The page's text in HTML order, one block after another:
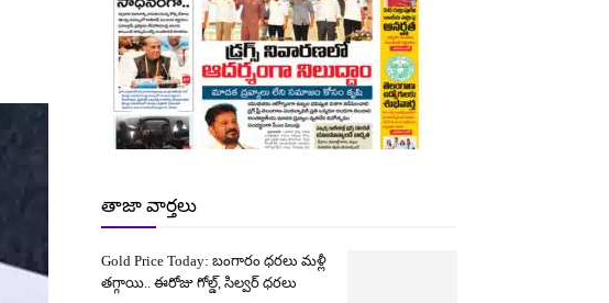
తాజా వార్తలు
Gold Price Today: బంగారం ధరలు మళ్లీ
తగ్గాయి.. ఈరోజు గోల్డ్, సిల్వర్ ధరలు